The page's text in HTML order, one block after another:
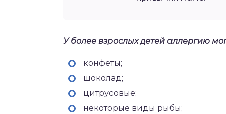
У более взрослых детей аллергию
конфеты;
шоколад;
цитрусовые;
некоторые виды рыбы;